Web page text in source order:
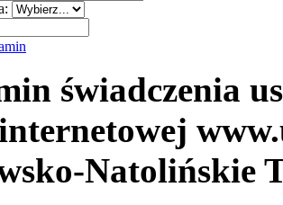
świadczenia
Natolińskie